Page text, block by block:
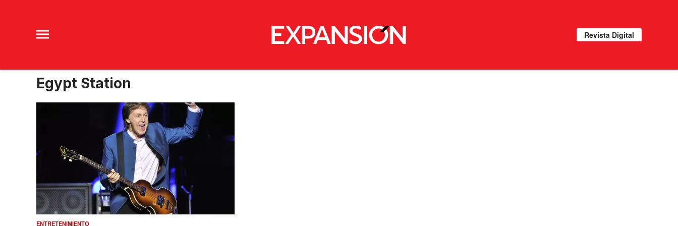
Revista Digital
Egypt Station
ENTRETENIMIENTO